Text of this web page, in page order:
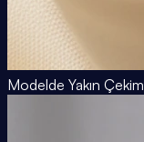
Modelde Yakın Çekim